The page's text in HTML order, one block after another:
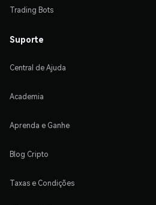
Trading Bots
Suporte
Central de Ajuda
Academia
Aprenda e Ganhe
Blog Cripto
Taxas e Condições